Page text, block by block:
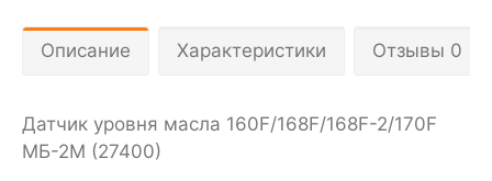
Описание Характеристики Отзывы 0
Датчик уровня масла 160F/168F/168F-2/170F
МБ-2М (27400)